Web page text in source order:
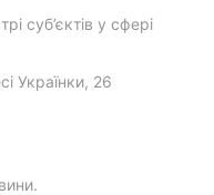
суб’єктів у сфері
Українки, 26